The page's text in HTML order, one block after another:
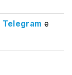
Telegram e